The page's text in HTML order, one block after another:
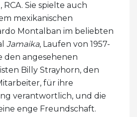
Sie spielte auch
mexikanischen
Montalban im beliebten
Jamaika, Laufen von 1957-
den angesehenen
Billy Strayhorn, den
für ihre
verantwortlich, und die
enge Freundschaft.